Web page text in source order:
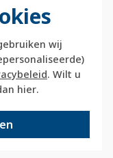
wij
. Wilt u
hier.